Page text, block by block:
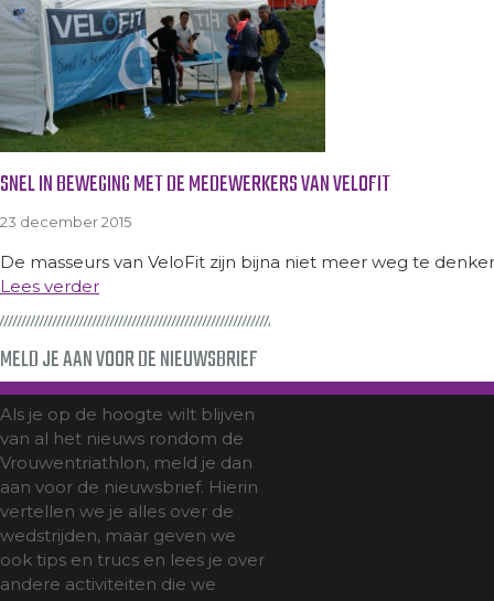
SNEL IN BEWEGING MET DE MEDEWERKERS VAN VELOFIT
23 december 2015
De masseurs van VeloFit zijn bijna niet meer weg te
Lees verder
MELD JE AAN VOOR DE NIEUWSBRIEF
Als je op de hoogte wilt blijven
van al het nieuws rondom de
Vrouwentriathlon, meld je dan
aan voor de nieuwsbrief. Hierin
vertellen we je alles over de
wedstrijden, maar geven we
ook tips en trucs en lees je over
andere activiteiten die we